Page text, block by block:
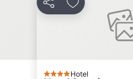
PartilharAdicionar
Hotel